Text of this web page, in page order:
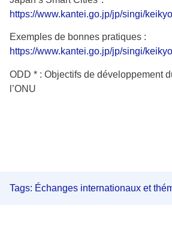
https://www.kantei.go.jp/jp/singi/
Exemples de bonnes pratiques :
https://www.kantei.go.jp/jp/singi/
ODD * : Objectifs de développement
l’ONU
Tags: Échanges internationaux et